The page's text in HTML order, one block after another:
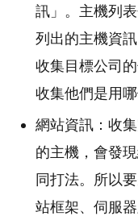
訊」。主機列
列出的主機資
收集目標公司
收集他們是用哪
網站資訊：收
的主機，會發
同打法。所以
站框架、伺服